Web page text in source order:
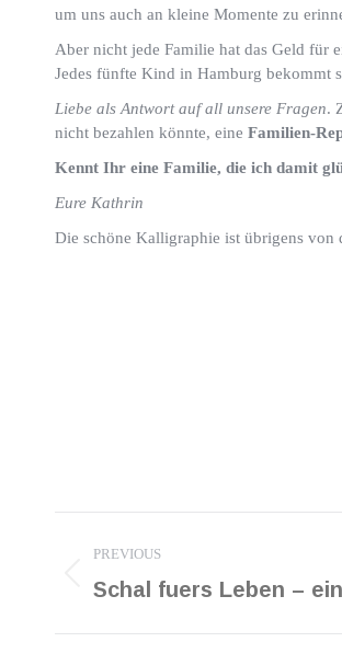
um uns auch an kleine Momente zu
Aber nicht jede Familie hat das Geld für
Jedes fünfte Kind in Hamburg bekommt
Liebe als Antwort auf all unsere Fragen.
nicht bezahlen könnte, eine Familien-
Kennt Ihr eine Familie, die ich damit
Eure Kathrin
Die schöne Kalligraphie ist übrigens von
navigation
PREVIOUS
Previous
Schal fuers Leben –